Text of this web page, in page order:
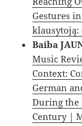
Gestures
klausytoją:
Baiba
Music
Context:
German
During the
Century |